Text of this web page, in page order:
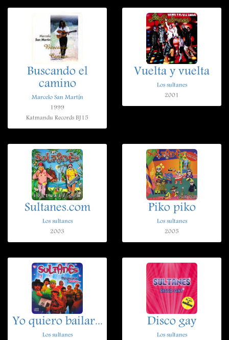
Buscando el
camino
Marcelo San Martín
1999
Katmandu Records BJ15
Vuelta y vuelta
Los sultanes
2001
Sultanes.com
Los sultanes
2003
Piko piko
Los sultanes
2005
Yo quiero bailar...
Los sultanes
Disco gay
Los sultanes